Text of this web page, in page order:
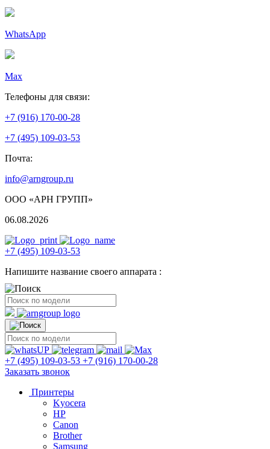
WhatsApp
Max
Телефоны для связи:
+7 (916) 170-00-28
+7 (495) 109-03-53
Почта:
info@arngroup.ru
ООО «АРН ГРУПП»
06.08.2026
+7 (495) 109-03-53
Напишите название своего аппарата :
+7 (495) 109-03-53 +7 (916) 170-00-28
Заказать звонок
Принтеры
Kyocera
HP
Canon
Brother
Samsung